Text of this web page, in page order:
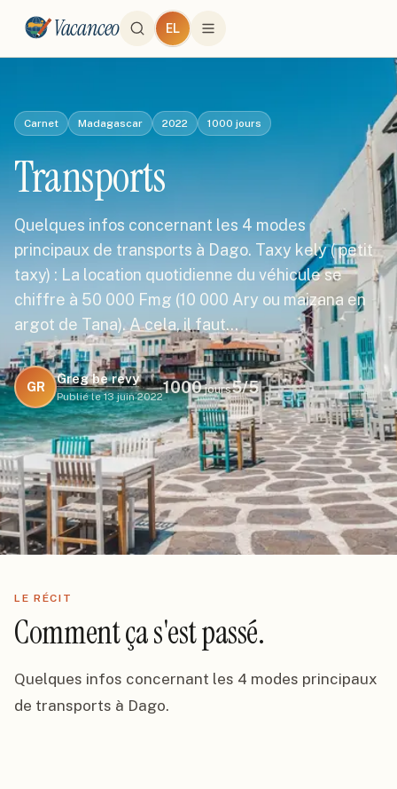
Vacanceo EL
Carnet Madagascar 2022 1000 jours
Transports
Quelques infos concernant les 4 modes
principaux de transports à Dago. Taxy kely ( petit
taxy) : La location quotidienne du véhicule se
chiffre à 50 000 Fmg (10 000 Ary ou maizana en
argot de Tana). A cela, il faut…
GR
Greg be revy
Publié le 13 juin 2022
1000jours5/5
LE RÉCIT
Comment ça s'est passé.
Quelques infos concernant les 4 modes principaux
de transports à Dago.